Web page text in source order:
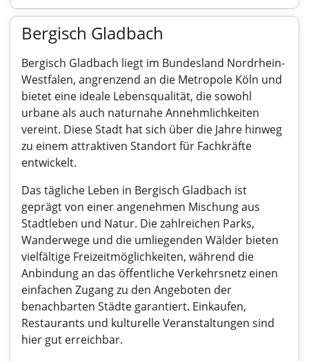
Bergisch Gladbach
Bergisch Gladbach liegt im Bundesland Nordrhein-
Westfalen, angrenzend an die Metropole Köln und
bietet eine ideale Lebensqualität, die sowohl
urbane als auch naturnahe Annehmlichkeiten
vereint. Diese Stadt hat sich über die Jahre hinweg
zu einem attraktiven Standort für Fachkräfte
entwickelt.
Das tägliche Leben in Bergisch Gladbach ist
geprägt von einer angenehmen Mischung aus
Stadtleben und Natur. Die zahlreichen Parks,
Wanderwege und die umliegenden Wälder bieten
vielfältige Freizeitmöglichkeiten, während die
Anbindung an das öffentliche Verkehrsnetz einen
einfachen Zugang zu den Angeboten der
benachbarten Städte garantiert. Einkaufen,
Restaurants und kulturelle Veranstaltungen sind
hier gut erreichbar.